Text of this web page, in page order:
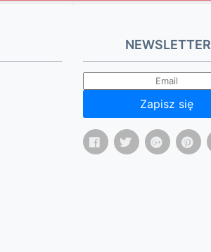
NEWSLETTER
Zapisz się